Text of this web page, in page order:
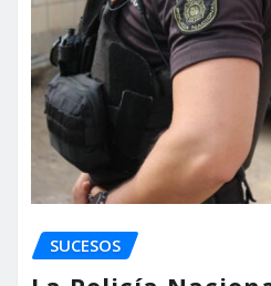
SUCESOS